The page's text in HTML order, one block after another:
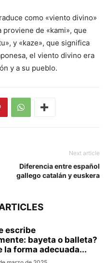
como «viento divino»
proviene de «kami», que
y «kaze», que significa
el viento divino era
y a su pueblo.
Next article
Diferencia entre español
gallego catalán y euskera
escribe
bayeta o balleta?
la forma adecuada...